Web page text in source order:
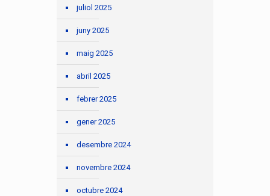
juliol 2025
juny 2025
maig 2025
abril 2025
febrer 2025
gener 2025
desembre 2024
novembre 2024
octubre 2024